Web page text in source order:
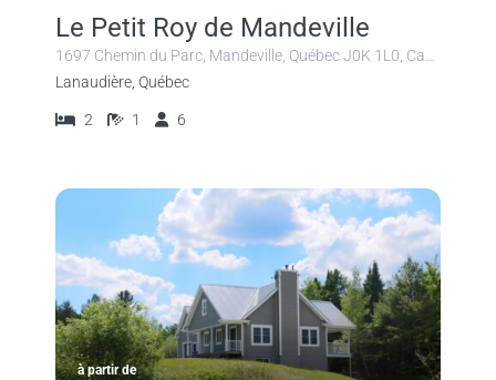
Le Petit Roy de Mandeville
Lanaudière, Québec
2 1 6
à partir de